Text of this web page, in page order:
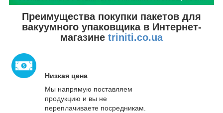
Преимущества покупки пакетов для
вакуумного упаковщика в Интернет-
магазине triniti.co.ua
Низкая цена
Мы напрямую поставляем
продукцию и вы не
переплачиваете посредникам.